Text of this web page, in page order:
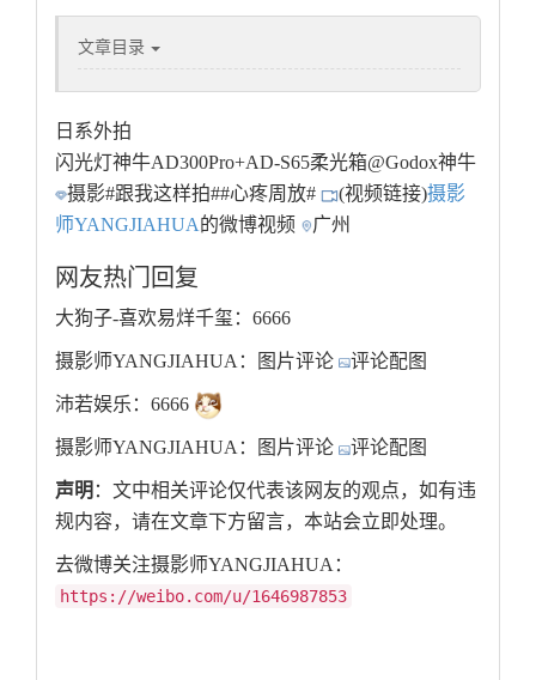
文章目录
日系外拍
闪光灯神牛AD300Pro+AD-S65柔光箱@Godox神牛
摄影#跟我这样拍##心疼周放# (视频链接)摄影
师YANGJIAHUA的微博视频 广州
网友热门回复
大狗子-喜欢易烊千玺：6666
摄影师YANGJIAHUA：图片评论 评论配图
沛若娱乐：6666
摄影师YANGJIAHUA：图片评论 评论配图
声明 ：文中相关评论仅代表该网友的观点，如有违
规内容，请在文章下方留言，本站会立即处理。
去微博关注摄影师YANGJIAHUA：
https://weibo.com/u/1646987853